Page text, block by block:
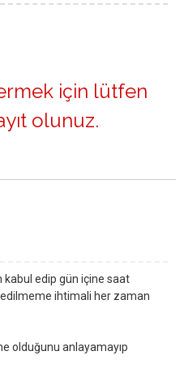
için lütfen
olunuz.
kabul edip gün içine saat
ihtimali her zaman
olduğunu anlayamayıp